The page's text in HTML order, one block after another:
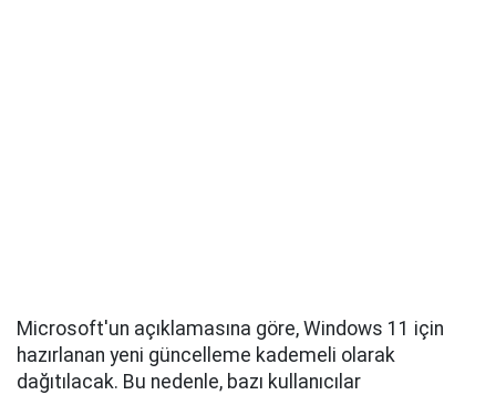
Microsoft'un açıklamasına göre, Windows 11 için
hazırlanan yeni güncelleme kademeli olarak
dağıtılacak. Bu nedenle, bazı kullanıcılar